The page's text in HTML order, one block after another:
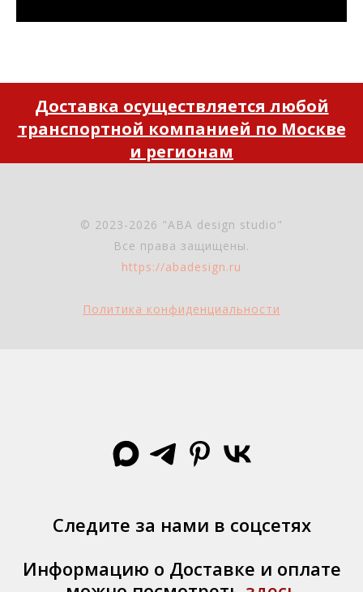
Доставка осуществляется любой
транспортной компанией по Москве
и регионам
© 2023-2026 "ABA design studio"
Все права защищены.
https://abadesign.ru
Политика конфиденциальности
Следите за нами в соцсетях
Информацию о Доставке и оплате